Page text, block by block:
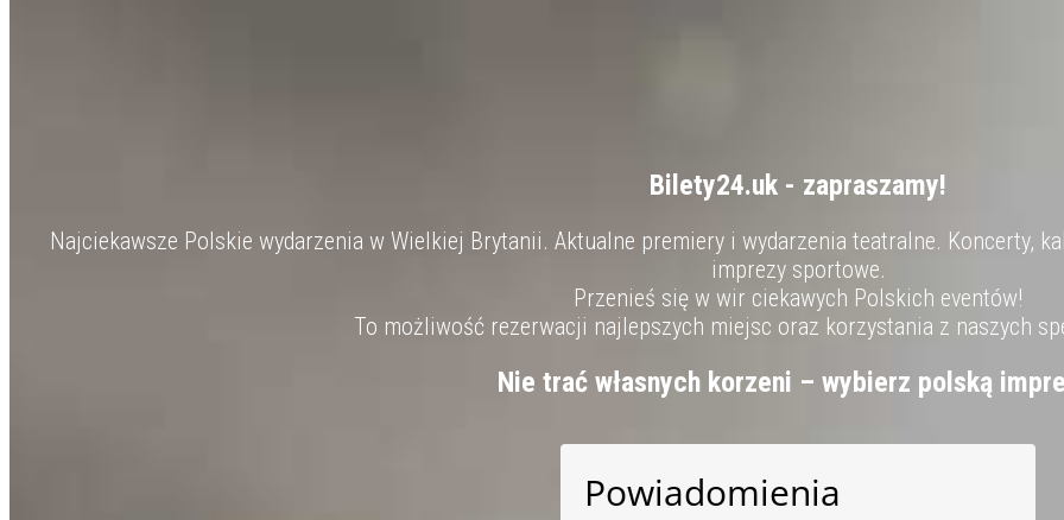
Bilety24.uk - zapraszamy!
Najciekawsze Polskie wydarzenia w Wielkiej Brytanii. Aktualne premiery i wydarzenia teatralne. Koncerty,
imprezy sportowe.
Przenieś się w wir ciekawych Polskich eventów!
To możliwość rezerwacji najlepszych miejsc oraz korzystania z naszych
Nie trać własnych korzeni – wybierz polską
Powiadomienia